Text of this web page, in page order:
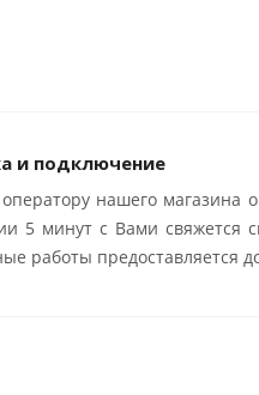
и подключение
нашего магазина
5 минут с Вами свяжется
работы предоставляется